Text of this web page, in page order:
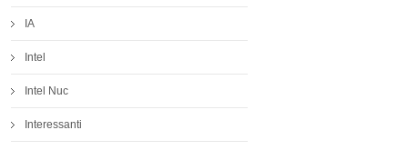
IA
Intel
Intel Nuc
Interessanti